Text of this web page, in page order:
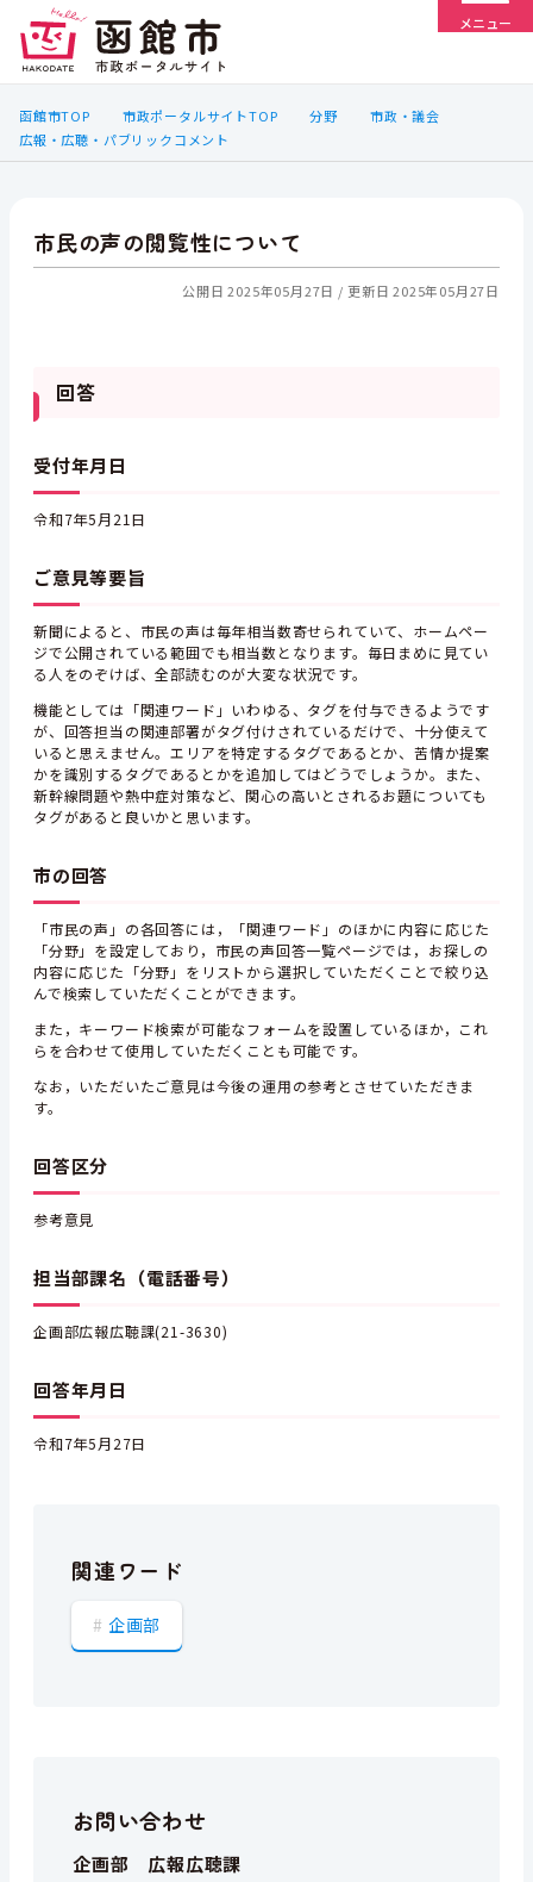
メニュー
函館市TOP 市政ポータルサイトTOP 分野
市政・議会
広報・広聴・パブリックコメント
市民の声の閲覧性について
公開日 2025年05月27日 更新日 2025年05月27日
回答
受付年月日
令和7年5月21日
ご意見等要旨
新聞によると、市民の声は毎年相当数寄せられていて、ホームペー
ジで公開されている範囲でも相当数となります。毎日まめに見てい
る人をのぞけば、全部読むのが大変な状況です。
機能としては「関連ワード」いわゆる、タグを付与できるようです
が、回答担当の関連部署がタグ付けされているだけで、十分使えて
いると思えません。エリアを特定するタグであるとか、苦情か提案
かを識別するタグであるとかを追加してはどうでしょうか。また、
新幹線問題や熱中症対策など、関心の高いとされるお題についても
タグがあると良いかと思います。
市の回答
「市民の声」の各回答には，「関連ワード」のほかに内容に応じた
「分野」を設定しており，市民の声回答一覧ページでは，お探しの
内容に応じた「分野」をリストから選択していただくことで絞り込
んで検索していただくことができます。
また，キーワード検索が可能なフォームを設置しているほか，これ
らを合わせて使用していただくことも可能です。
なお，いただいたご意見は今後の運用の参考とさせていただきま
す。
回答区分
参考意見
担当部課名（電話番号）
企画部広報広聴課(21-3630)
回答年月日
令和7年5月27日
関連ワード
企画部
お問い合わせ
企画部 広報広聴課